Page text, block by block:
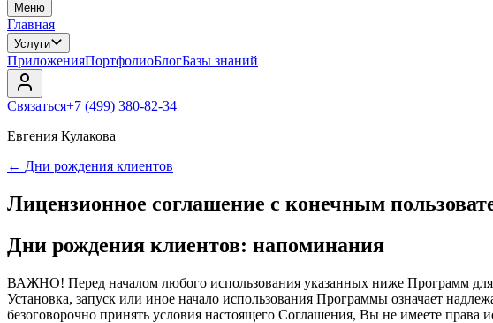
Меню
Главная
Услуги
ПриложенияПортфолиоБлогБазы знаний
Связаться+7 (499) 380-82-34
Евгения Кулакова
← Дни рождения клиентов
Лицензионное соглашение с конечным
Дни рождения клиентов: напоминания
ВАЖНО! Перед началом любого использования указанных ниже Программ
Установка, запуск или иное начало использования Программы означает
безоговорочно принять условия настоящего Соглашения, Вы не имеете права